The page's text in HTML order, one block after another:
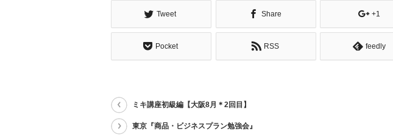
Tweet Share +1
Pocket RSS feedly
ミキ講座初級編【大阪8月＊2回目】
東京『商品・ビジネスプラン勉強会』